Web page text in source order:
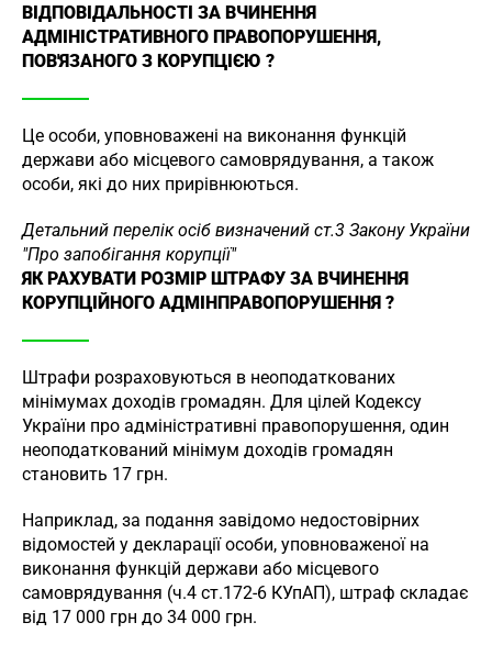
ВІДПОВІДАЛЬНОСТІ ЗА ВЧИНЕННЯ
АДМІНІСТРАТИВНОГО ПРАВОПОРУШЕННЯ,
ПОВ'ЯЗАНОГО З КОРУПЦІЄЮ ?
Це особи, уповноважені на виконання функцій
держави або місцевого самоврядування, а також
особи, які до них прирівнюються.
Детальний перелік осіб визначений ст.3 Закону України
"Про запобігання корупції"
ЯК РАХУВАТИ РОЗМІР ШТРАФУ ЗА ВЧИНЕННЯ
КОРУПЦІЙНОГО АДМІНПРАВОПОРУШЕННЯ ?
Штрафи розраховуються в неоподаткованих
мінімумах доходів громадян. Для цілей Кодексу
України про адміністративні правопорушення, один
неоподаткований мінімум доходів громадян
становить 17 грн.
Наприклад, за подання завідомо недостовірних
відомостей у декларації особи, уповноваженої на
виконання функцій держави або місцевого
самоврядування (ч.4 ст.172-6 КУпАП), штраф складає
від 17 000 грн до 34 000 грн.